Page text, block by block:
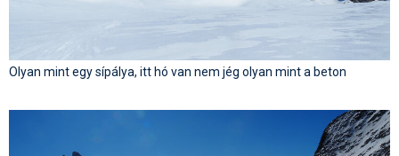
Olyan mint egy sípálya, itt hó van nem jég olyan mint a beton